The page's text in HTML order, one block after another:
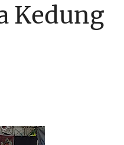
Kedung